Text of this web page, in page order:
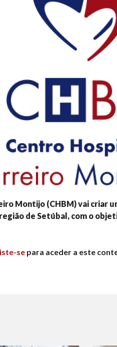
Montijo (CHBM) vai criar
de Setúbal, com o
se para aceder a este